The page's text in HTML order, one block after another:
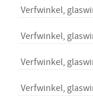
Verfwinkel,
Verfwinkel,
Verfwinkel,
Verfwinkel,